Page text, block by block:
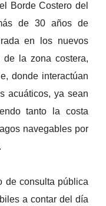
Borde Costero del
de 30 años de
en los nuevos
de la zona costera,
donde interactúan
acuáticos, ya sean
tanto la costa
navegables por
de consulta pública
a contar del día